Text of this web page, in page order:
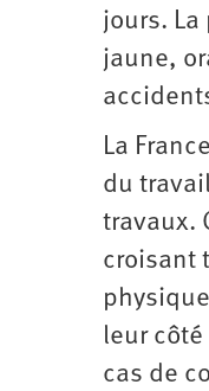
jours.
jaune,
La
du
travaux.
croisant
leur
cas de